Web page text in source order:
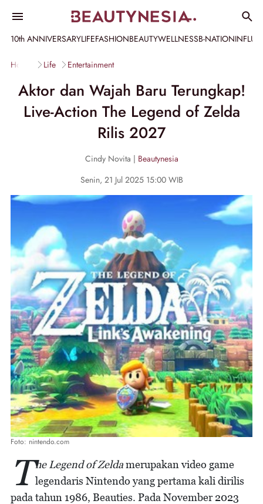
10th ANNIVERSARYLIFEFASHIONBEAUTYWELLNESSB-NATION
Home Life Entertainment
Aktor dan Wajah Baru Terungkap!
Live-Action The Legend of Zelda
Rilis 2027
Cindy Novita | Beautynesia
Senin, 21 Jul 2025 15:00 WIB
Foto: nintendo.com
The Legend of Zeldamerupakan video game
legendaris Nintendo yang pertama kali dirilis
pada tahun 1986, Beauties. Pada November 2023